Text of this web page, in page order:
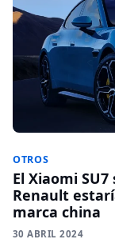
OTROS
El Xiaomi
Renault
marca china
30 ABRIL 2024